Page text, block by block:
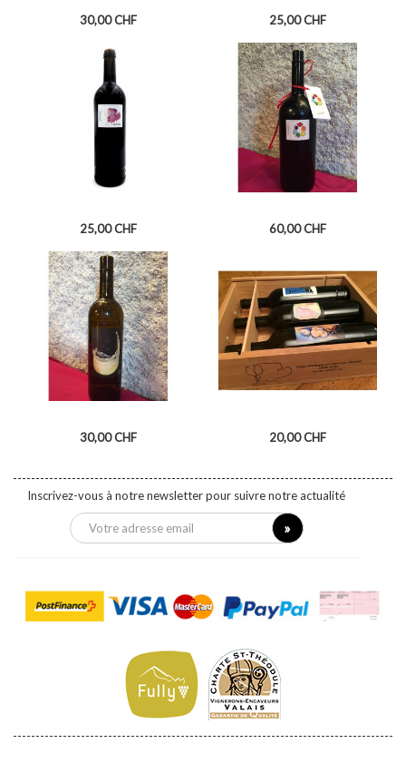
CUVÉE DE L'ARTISTE 2017
Prix
30,00 CHF
LA RAISINE MALVOISIE
FLÉTRIE
Prix
25,00 CHF
GAMARET "LES CROIX" VIN...
Prix
25,00 CHF COHÉSION
Prix
60,00 CHF
CUVÉE DE L'ARTISTE
Prix
30,00 CHF
CAISSE EN BOIS 3
Prix
20,00 CHF
Inscrivez-vous à notre newsletter pour suivre notre actualité